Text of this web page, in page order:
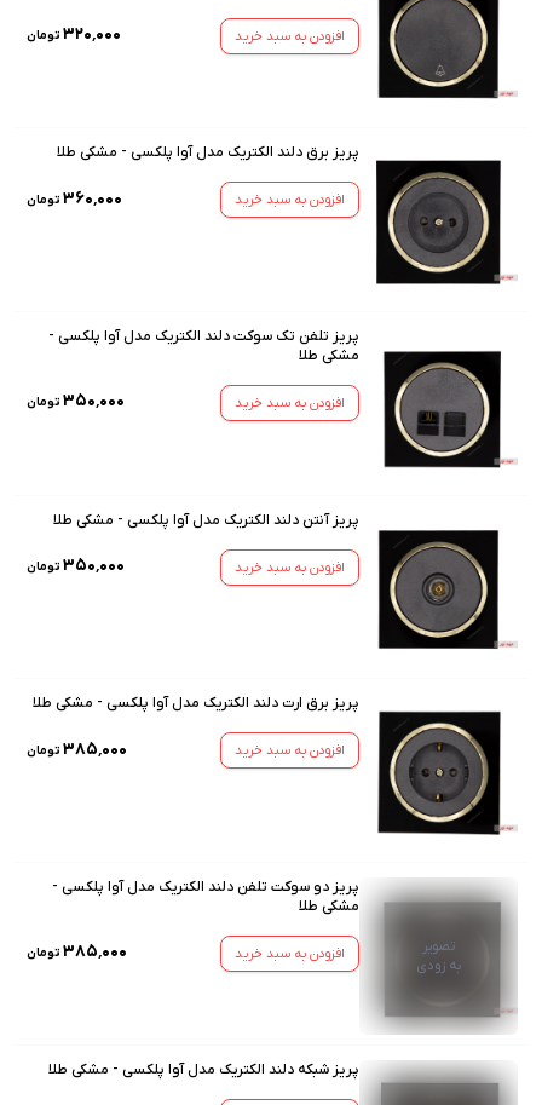
افزودن به سبد خرید ۳۲۰٬۰۰۰ تومان
پریز برق دلند الکتریک مدل آوا پلکسی - مشکی طلا
افزودن به سبد خرید ۳۶۰٬۰۰۰ تومان
پریز تلفن تک سوکت دلند الکتریک مدل آوا پلکسی -
مشکی طلا
افزودن به سبد خرید ۳۵۰٬۰۰۰ تومان
پریز آنتن دلند الکتریک مدل آوا پلکسی - مشکی طلا
افزودن به سبد خرید ۳۵۰٬۰۰۰ تومان
پریز برق ارت دلند الکتریک مدل آوا پلکسی - مشکی طلا
افزودن به سبد خرید ۳۸۵٬۰۰۰ تومان
تصویر
به زودی
پریز دو سوکت تلفن دلند الکتریک مدل آوا پلکسی -
مشکی طلا
افزودن به سبد خرید ۳۸۵٬۰۰۰ تومان
پریز شبکه دلند الکتریک مدل آوا پلکسی - مشکی طلا